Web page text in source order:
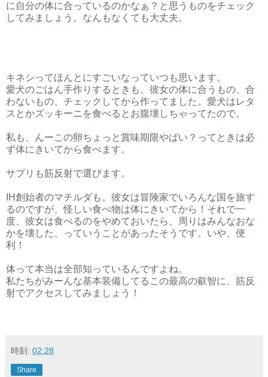
に自分の体に合っているのかなぁ？と思うものをチェック
してみましょう。なんもなくても大丈夫。
キネシってほんとにすごいなっていつも思います。
愛犬のごはん手作りするときも、彼女の体に合うもの、合
わないもの、チェックしてから作ってました。愛犬はレタ
スとかズッキーニを食べるとお腹壊しちゃってたので。
私も、んーこの卵ちょっと賞味期限やばい？ってときは必
ず体にきいてから食べます。
サプリも筋反射で選びます。
IH創始者のマチルダも。彼女は冒険家でいろんな国を旅す
るのですが、怪しい食べ物は体にきいてから！それで一
度、彼女は食べるのをやめておいたら、周りはみんなおな
かを壊した、っていうことがあったそうです。いや、便
利！
体って本当は全部知っているんですよね。
私たちがみーんな基本装備してるこの最高の叡智に、筋反
射でアクセスしてみましょう！
時刻: 02:28
Share